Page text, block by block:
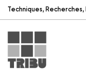
Techniques,